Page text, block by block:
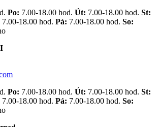
Po: 7.00-18.00 hod. Út: 7.00-18.00 hod. St:
7.00-18.00 hod. Pá: 7.00-18.00 hod. So:
Po: 7.00-18.00 hod. Út: 7.00-18.00 hod. St:
7.00-18.00 hod. Pá: 7.00-18.00 hod. So: